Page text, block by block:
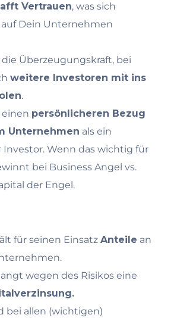
Vertrauen, was sich
Dein Unternehmen
die Überzeugungskraft, bei
weitere Investoren mit ins
.
einen persönlicheren Bezug
Unternehmen als ein
Investor. Wenn das wichtig für
bei Business Angel vs.
der Engel.
für seinen Einsatz Anteile an
wegen des Risikos eine
bei allen (wichtigen)